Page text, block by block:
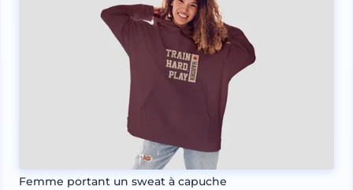
Femme portant un sweat à capuche